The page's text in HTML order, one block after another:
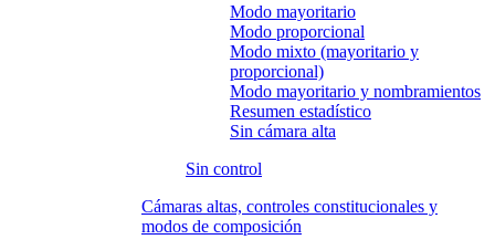
Modo mayoritario
Modo proporcional
Modo mixto (mayoritario y
proporcional)
Modo mayoritario y nombramientos
Resumen estadístico
Sin cámara alta
Sin control
Cámaras altas, controles constitucionales y
modos de composición